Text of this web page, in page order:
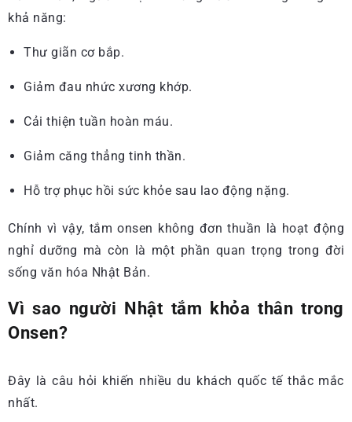
khả năng:
Thư giãn cơ bắp.
Giảm đau nhức xương khớp.
Cải thiện tuần hoàn máu.
Giảm căng thẳng tinh thần.
Hỗ trợ phục hồi sức khỏe sau lao động nặng.
Chính vì vậy, tắm onsen không đơn thuần là hoạt động
nghỉ dưỡng mà còn là một phần quan trọng trong đời
sống văn hóa Nhật Bản.
Vì sao người Nhật tắm khỏa thân trong
Onsen?
Đây là câu hỏi khiến nhiều du khách quốc tế thắc mắc
nhất.